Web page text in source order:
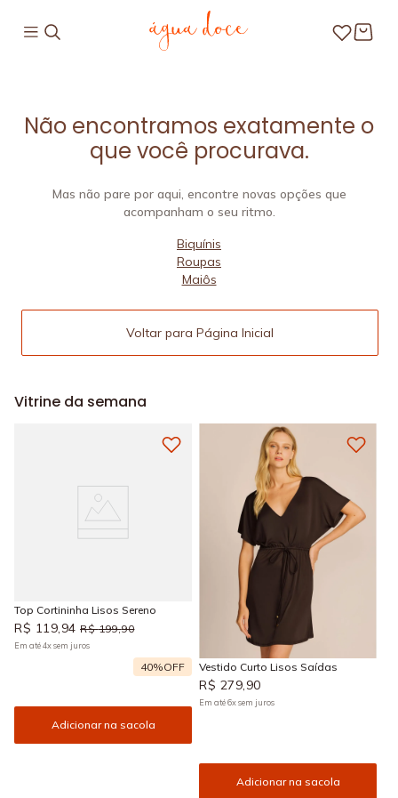
Não encontramos exatamente o
que você procurava.
Mas não pare por aqui, encontre novas opções que
acompanham o seu ritmo.
Biquínis
Roupas
Maiôs
Voltar para Página Inicial
Vitrine da semana
Top Cortininha Lisos Sereno
R$ 119,94 R$ 199,90
Em até4xsem juros
40%OFF
Adicionar na sacola
Vestido Curto Lisos Saídas
R$ 279,90
Em até6xsem juros
Adicionar na sacola